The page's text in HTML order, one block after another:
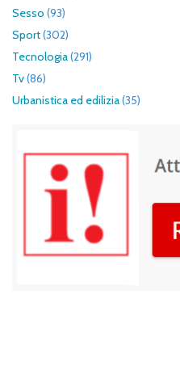
Sesso (93)
Sport(302)
Tecnologia(291)
Tv(86)
Urbanistica ed edilizia(35)